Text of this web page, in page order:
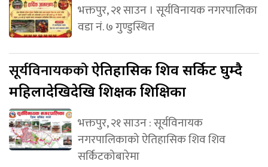
भक्तपुर, २१ साउन । सूर्यविनायक नगरपालिका
वडा नं. ७ गुण्डुस्थित
सूर्यविनायककोऐतिहासिक शिव सर्किट घुम्दै
महिलादेखिदेखि शिक्षक शिक्षिका
भक्तपुर, २१ साउन : सूर्यविनायक
नगरपालिकाको ऐतिहासिक शिव शिव
सर्किटकोबारेमा